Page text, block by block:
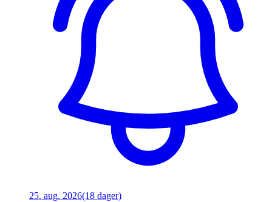
25. aug. 2026(18 dager)